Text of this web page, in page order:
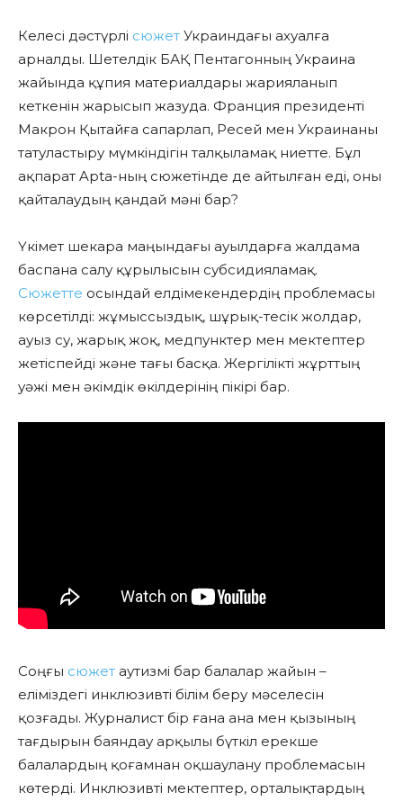
Келесі дәстүрлі сюжет Украиндағы ахуалға
арналды. Шетелдік БАҚ Пентагонның Украина
жайында құпия материалдары жарияланып
кеткенін жарысып жазуда. Франция президенті
Макрон Қытайға сапарлап, Ресей мен Украинаны
татуластыру мүмкіндігін талқыламақ ниетте. Бұл
ақпарат Apta-ның сюжетінде де айтылған еді, оны
қайталаудың қандай мәні бар?
Үкімет шекара маңындағы ауылдарға жалдама
баспана салу құрылысын субсидияламақ.
Сюжетте осындай елдімекендердің проблемасы
көрсетілді: жұмыссыздық, шұрық-тесік жолдар,
ауыз су, жарық жоқ, медпунктер мен мектептер
жетіспейді және тағы басқа. Жергілікті жұрттың
уәжі мен әкімдік өкілдерінің пікірі бар.
Соңғы сюжет аутизмі бар балалар жайын –
еліміздегі инклюзивті білім беру мәселесін
қозғады. Журналист бір ғана ана мен қызының
тағдырын баяндау арқылы бүткіл ерекше
балалардың қоғамнан оқшаулану проблемасын
көтерді. Инклюзивті мектептер, орталықтардың